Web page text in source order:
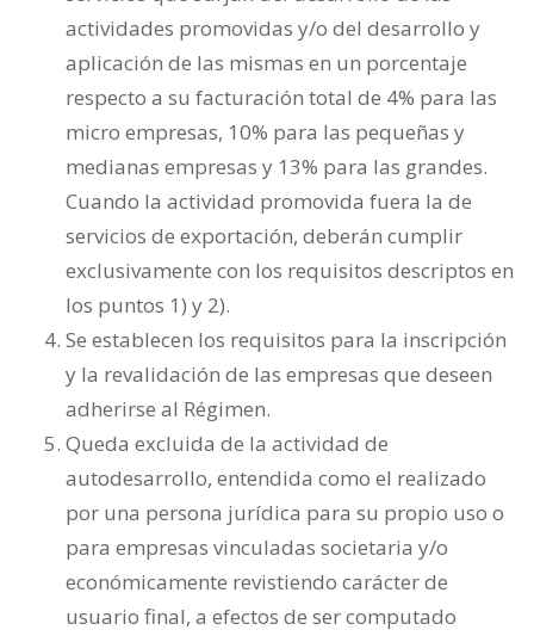
actividades promovidas y/o del desarrollo y
aplicación de las mismas en un porcentaje
respecto a su facturación total de 4% para las
micro empresas, 10% para las pequeñas y
medianas empresas y 13% para las grandes.
Cuando la actividad promovida fuera la de
servicios de exportación, deberán cumplir
exclusivamente con los requisitos descriptos en
los puntos 1) y 2).
Se establecen los requisitos para la inscripción
y la revalidación de las empresas que deseen
adherirse al Régimen.
Queda excluida de la actividad de
autodesarrollo, entendida como el realizado
por una persona jurídica para su propio uso o
para empresas vinculadas societaria y/o
económicamente revistiendo carácter de
usuario final, a efectos de ser computado